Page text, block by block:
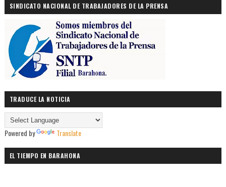
SINDICATO NACIONAL DE TRABAJADORES DE LA PRENSA
TRADUCE LA NOTICIA
Powered by Translate
EL TIEMPO EN BARAHONA